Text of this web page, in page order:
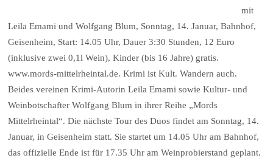
mit
Leila Emami und Wolfgang Blum, Sonntag, 14. Januar, Bahnhof,
Geisenheim, Start: 14.05 Uhr, Dauer 3:30 Stunden, 12 Euro
(inklusive zwei 0,1l Wein), Kinder (bis 16 Jahre) gratis.
www.mords-mittelrheintal.de. Krimi ist Kult. Wandern auch.
Beides vereinen Krimi-Autorin Leila Emami sowie Kultur- und
Weinbotschafter Wolfgang Blum in ihrer Reihe „Mords
Mittelrheintal“. Die nächste Tour des Duos findet am Sonntag, 14.
Januar, in Geisenheim statt. Sie startet um 14.05 Uhr am Bahnhof,
das offizielle Ende ist für 17.35 Uhr am Weinprobierstand geplant.